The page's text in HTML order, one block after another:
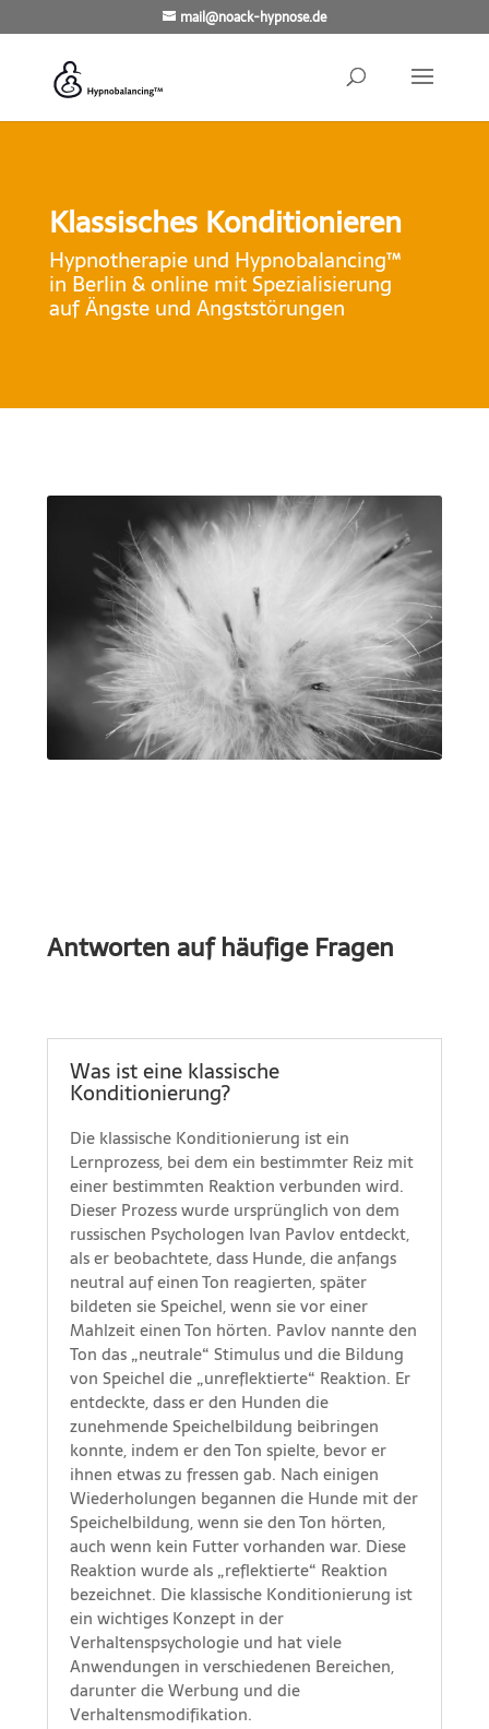
mail@noack-hypnose.de
Klassisches Konditionieren
Hypnotherapie und Hypnobalancing™
in Berlin & online mit Spezialisierung
auf Ängste und Angststörungen
Antworten auf häufige Fragen
Was ist eine klassische
Konditionierung?
Die klassische Konditionierung ist ein
Lernprozess, bei dem ein bestimmter Reiz mit
einer bestimmten Reaktion verbunden wird.
Dieser Prozess wurde ursprünglich von dem
russischen Psychologen Ivan Pavlov entdeckt,
als er beobachtete, dass Hunde, die anfangs
neutral auf einen Ton reagierten, später
bildeten sie Speichel, wenn sie vor einer
Mahlzeit einen Ton hörten. Pavlov nannte den
Ton das „neutrale“ Stimulus und die Bildung
von Speichel die „unreflektierte“ Reaktion. Er
entdeckte, dass er den Hunden die
zunehmende Speichelbildung beibringen
konnte, indem er den Ton spielte, bevor er
ihnen etwas zu fressen gab. Nach einigen
Wiederholungen begannen die Hunde mit der
Speichelbildung, wenn sie den Ton hörten,
auch wenn kein Futter vorhanden war. Diese
Reaktion wurde als „reflektierte“ Reaktion
bezeichnet. Die klassische Konditionierung ist
ein wichtiges Konzept in der
Verhaltenspsychologie und hat viele
Anwendungen in verschiedenen Bereichen,
darunter die Werbung und die
Verhaltensmodifikation.